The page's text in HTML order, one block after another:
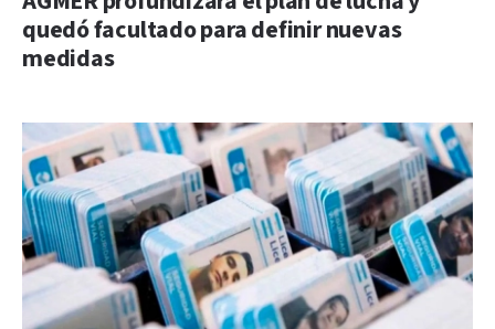
quedó facultado para definir nuevas
medidas